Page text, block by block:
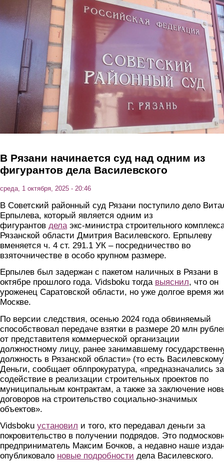
Перейти к основному содержанию
В Рязани начинается суд над одним из
фигурантов дела Василевского
среда, 1 октября, 2025 - 20:46
В Советский районный суд Рязани поступило дело
Ерпылева, который является одним из
фигурантов делаэкс-министра строительного
Рязанской области Дмитрия Василевского. Ерпылеву
вменяется ч. 4 ст. 291.1 УК – посредничество во
взяточничестве в особо крупном размере.
Ерпылев был задержан с пакетом наличных в Рязани в
октябре прошлого года. Vidsboku тогда выяснил, что он
уроженец Саратовской области, но уже долгое время
Москве.
По версии следствия, осенью 2024 года обвиняемый
способствовал передаче взятки в размере 20 млн
от представителя коммерческой организации
должностному лицу, ранее занимавшему
должность в Рязанской области» (то есть
Деньги, сообщает облпрокуратура, «предназначались за
содействие в реализации строительных проектов по
муниципальным контрактам, а также за заключение
договоров на строительство социально-значимых
объектов».
Vidsboku установил и того, кто передавал деньги за
покровительство в получении подрядов. Это
предприниматель Максим Бочков, а недавно наше
опубликовало новые подробности дела Василевского.